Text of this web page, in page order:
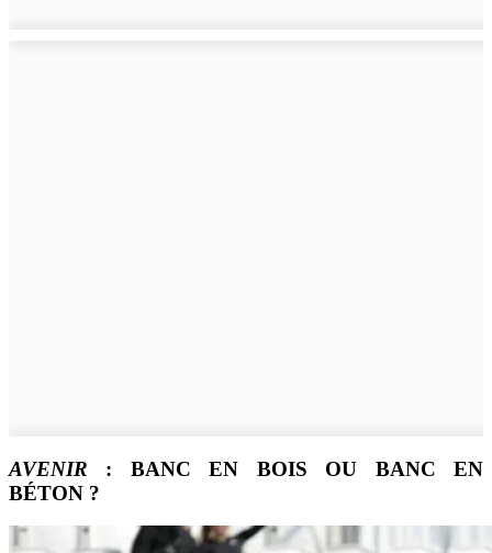
AVENIR : BANC EN BOIS OU BANC EN
BÉTON ?